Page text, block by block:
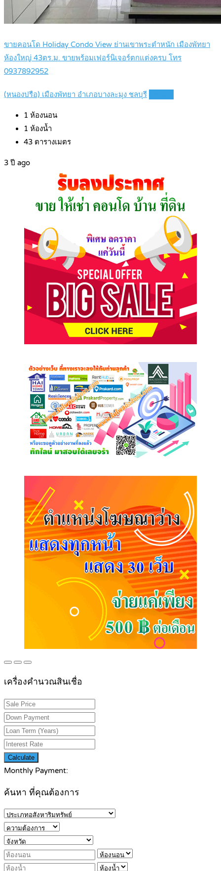
ขายคอนโด Holiday Condo View ย่านเขาพระตำหนัก เมืองพัทยา
ห้องใหญ่ 43ตร.ม. ขายพร้อมเฟอร์นิเจอร์ตกแต่งครบ โทร
0937892952
(หนองปรือ) เมืองพัทยา อำเภอบางละมุง ชลบุรี
1 ห้องนอน
1 ห้องน้ำ
43 ตารางเมตร
3 ปี ago
เครื่องคำนวณสินเชื่อ
Calculate
Monthly Payment:
ค้นหา ที่คุณต้องการ